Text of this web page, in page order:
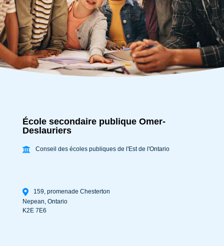
École secondaire publique Omer-
Deslauriers
Conseil des écoles publiques de l'Est de l'Ontario
159, promenade Chesterton
Nepean, Ontario
K2E 7E6